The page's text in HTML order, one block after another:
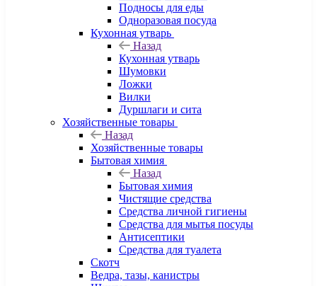
Подносы для еды
Одноразовая посуда
Кухонная утварь
Назад
Кухонная утварь
Шумовки
Ложки
Вилки
Дуршлаги и сита
Хозяйственные товары
Назад
Хозяйственные товары
Бытовая химия
Назад
Бытовая химия
Чистящие средства
Средства личной гигиены
Средства для мытья посуды
Антисептики
Средства для туалета
Скотч
Ведра, тазы, канистры